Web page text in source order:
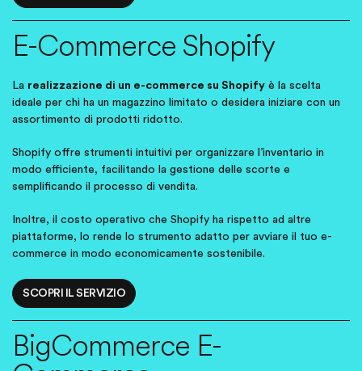
E-Commerce Shopify
La realizzazione di un e-commerce su Shopify è la scelta
ideale per chi ha un magazzino limitato o desidera iniziare con un
assortimento di prodotti ridotto.
Shopify offre strumenti intuitivi per organizzare l’inventario in
modo efficiente, facilitando la gestione delle scorte e
semplificando il processo di vendita.
Inoltre, il costo operativo che Shopify ha rispetto ad altre
piattaforme, lo rende lo strumento adatto per avviare il tuo e-
commerce in modo economicamente sostenibile.
SCOPRI IL SERVIZIO
BigCommerce E-